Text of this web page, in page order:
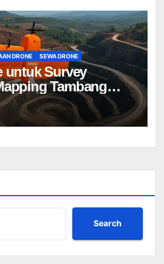
DRONE SEWA DRONE
untuk Survey
Tambang
Cepat & Akurat
Search